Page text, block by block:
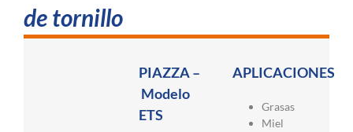
de tornillo
PIAZZA –
Modelo
ETS
APLICACIONES
Grasas
Miel